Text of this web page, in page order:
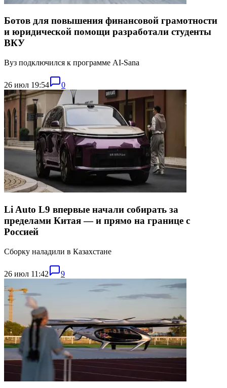
Ботов для повышения финансовой грамотности
и юридической помощи разработали студенты
ВКУ
Вуз подключился к программе AI-Sana
26 июл 19:54 0
Li Auto L9 впервые начали собирать за
пределами Китая — и прямо на границе с
Россией
Сборку наладили в Казахстане
26 июл 11:42 9